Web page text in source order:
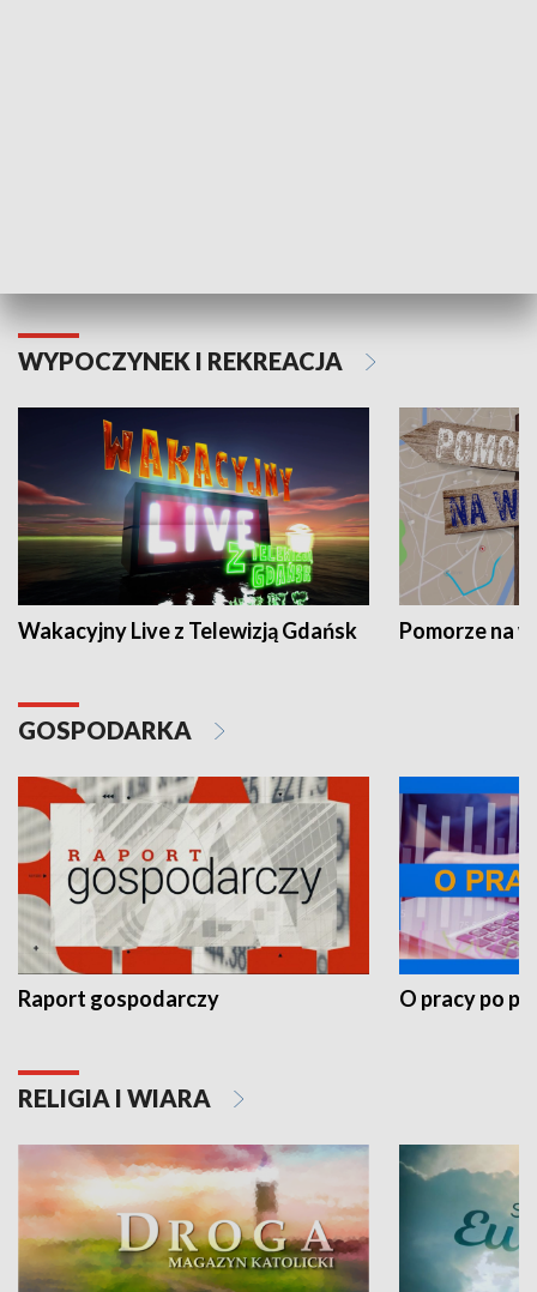
WYPOCZYNEK I REKREACJA
Wakacyjny Live z Telewizją Gdańsk Pomorze na
GOSPODARKA
Raport gospodarczy O pracy po
RELIGIA I WIARA